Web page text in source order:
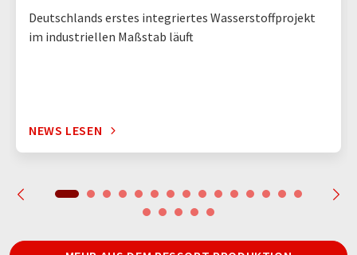
Deutschlands erstes integriertes Wasserstoffprojekt
im industriellen Maßstab läuft
NEWS LESEN